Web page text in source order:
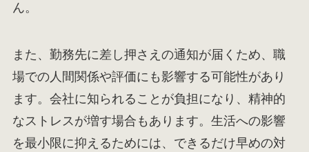
ん。
また、勤務先に差し押さえの通知が届くため、職
場での人間関係や評価にも影響する可能性があり
ます。会社に知られることが負担になり、精神的
なストレスが増す場合もあります。生活への影響
を最小限に抑えるためには、できるだけ早めの対